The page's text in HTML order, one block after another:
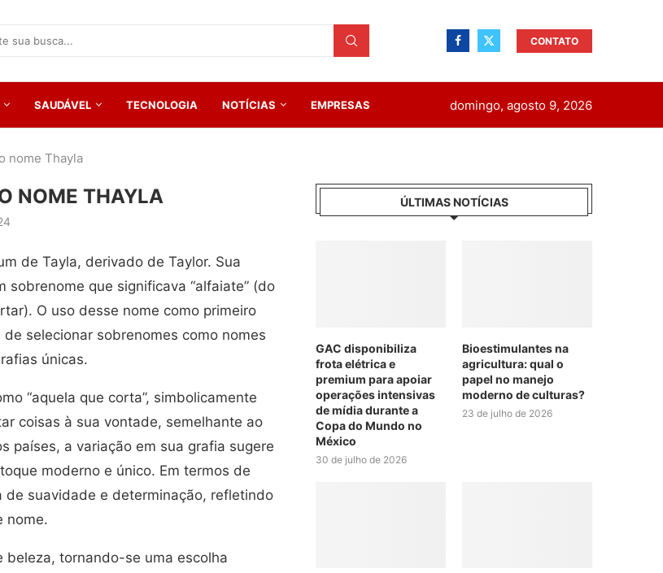
CONTATO
SAUDÁVEL TECNOLOGIA NOTÍCIAS EMPRESAS domingo, agosto 9, 2026
nome Thayla
NOME THAYLA
de Tayla, derivado de Taylor. Sua
que significava “alfaiate” (do
O uso desse nome como primeiro
selecionar sobrenomes como nomes
únicas.
“aquela que corta”, simbolicamente
coisas à sua vontade, semelhante ao
países, a variação em sua grafia sugere
moderno e único. Em termos de
de suavidade e determinação, refletindo
nome.
beleza, tornando-se uma escolha
ÚLTIMAS NOTÍCIAS
GAC disponibiliza
frota elétrica e
premium para apoiar
operações intensivas
de mídia durante a
Copa do Mundo no
México
30 de julho de 2026
Bioestimulantes na
agricultura: qual o
papel no manejo
moderno de culturas?
23 de julho de 2026